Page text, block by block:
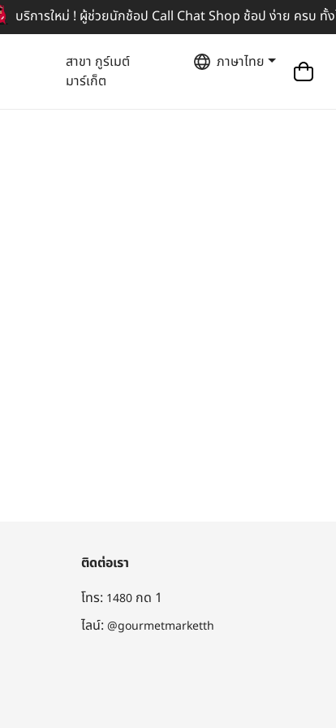
บริการใหม่ ! ผู้ช่วยนักช้อป Call Chat Shop ช้อป ง่าย ครบ ทั้งโ
สาขา กูร์เมต์
มาร์เก็ต
ภาษาไทย
ติดต่อเรา
โทร: 1480 กด 1
ไลน์: @gourmetmarketth